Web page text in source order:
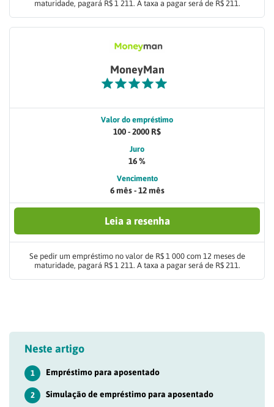
maturidade, pagará R$ 1 211. A taxa a pagar será de R$ 211.
MoneyMan
Valor do empréstimo
100 - 2000 R$
Juro
16 %
Vencimento
6 mês - 12 mês
Leia a resenha
Se pedir um empréstimo no valor de R$ 1 000 com 12 meses de
maturidade, pagará R$ 1 211. A taxa a pagar será de R$ 211.
Neste artigo
1 Empréstimo para aposentado
2 Simulação de empréstimo para aposentado